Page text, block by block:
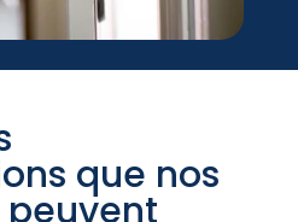
que nos
peuvent